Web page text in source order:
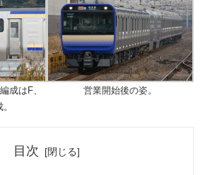
成はF、
営業開始後の姿。
目次